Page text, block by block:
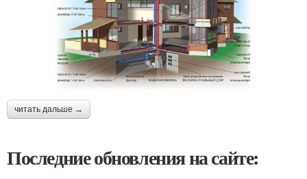
читать дальше →
Последние обновления на сайте: